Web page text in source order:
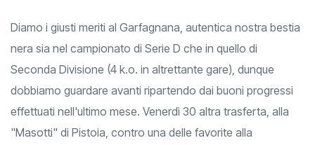
Diamo i giusti meriti al Garfagnana, autentica nostra bestia
nera sia nel campionato di Serie D che in quello di
Seconda Divisione (4 k.o. in altrettante gare), dunque
dobbiamo guardare avanti ripartendo dai buoni progressi
effettuati nell'ultimo mese. Venerdì 30 altra trasferta, alla